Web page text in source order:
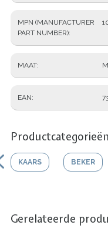
MPN (MANUFACTURER
PART NUMBER)
MAAT
EAN
KAARS BEKER
Gerelateerde